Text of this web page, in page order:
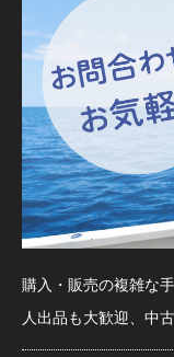
購入・販売の複雑な
人出品も大歓迎、中